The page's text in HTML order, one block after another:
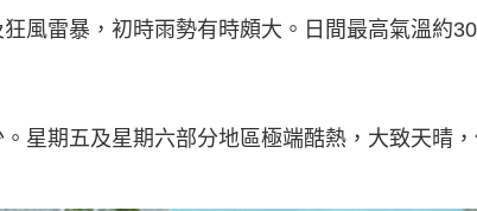
風雷暴，初時雨勢有時頗大。日間最高氣溫約30
星期五及星期六部分地區極端酷熱，大致天晴